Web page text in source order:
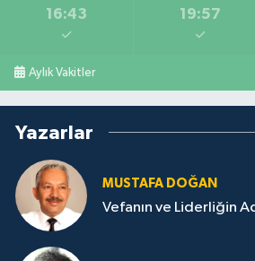
16:43 19:57
Aylık Vakitler
Yazarlar
MUSTAFA DOĞAN
Vefanın ve Liderliğin